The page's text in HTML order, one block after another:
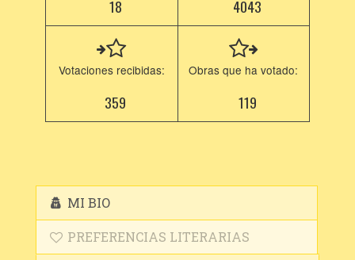
18 4043
Votaciones recibidas:
359
Obras que ha votado:
119
MI BIO
PREFERENCIAS LITERARIAS